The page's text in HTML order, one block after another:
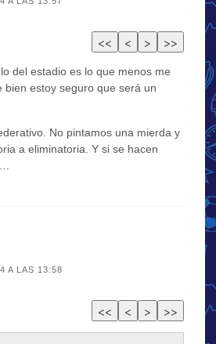
del estadio es lo que menos me
bien estoy seguro que será un
No pintamos una mierda y
a eliminatoria. Y si se hacen
A LAS 13:58